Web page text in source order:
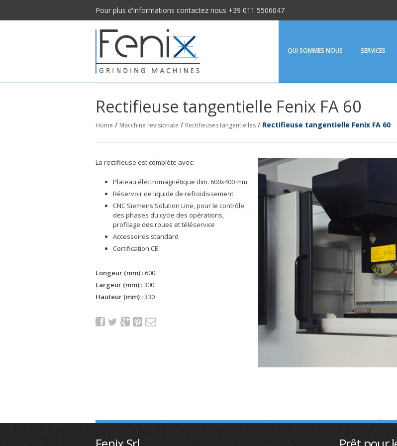
Pour plus d'informations contactez nous +39 011 5506047
QUI SOMMES NOUS SERVICES
Rectifieuse tangentielle Fenix FA 60
Home / Macchine revisionate / Rectifieuses tangentielles / Rectifieuse tangentielle Fenix FA 60
La rectifieuse est complète avec:
Plateau électromagnétique dim. 600x400 mm
Réservoir de liquide de refroidissement
CNC Siemens Solution Line, pour le contrôle
des phases du cycle des opérations,
profilage des roues et téléservice
Accessoires standard
Certification CE
Longeur (mm) : 600
Largeur (mm) :300
Hauteur (mm) :330